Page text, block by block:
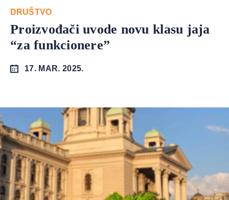
DRUŠTVO
Proizvođači uvode novu klasu jaja
“za funkcionere”
17. MAR. 2025.